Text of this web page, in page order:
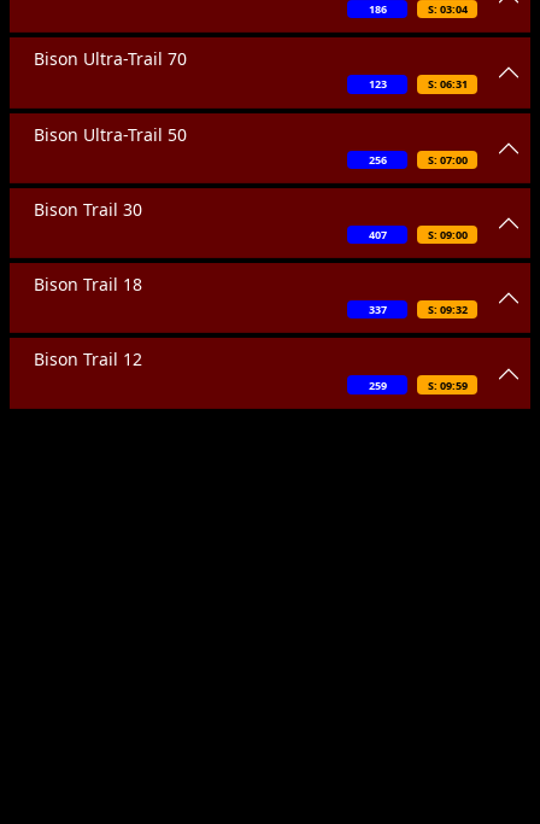
S: 03:04
186
Bison Ultra-Trail 70
S: 06:31
123
Bison Ultra-Trail 50
S: 07:00
256
Bison Trail 30
S: 09:00
407
Bison Trail 18
S: 09:32
337
Bison Trail 12
S: 09:59
259